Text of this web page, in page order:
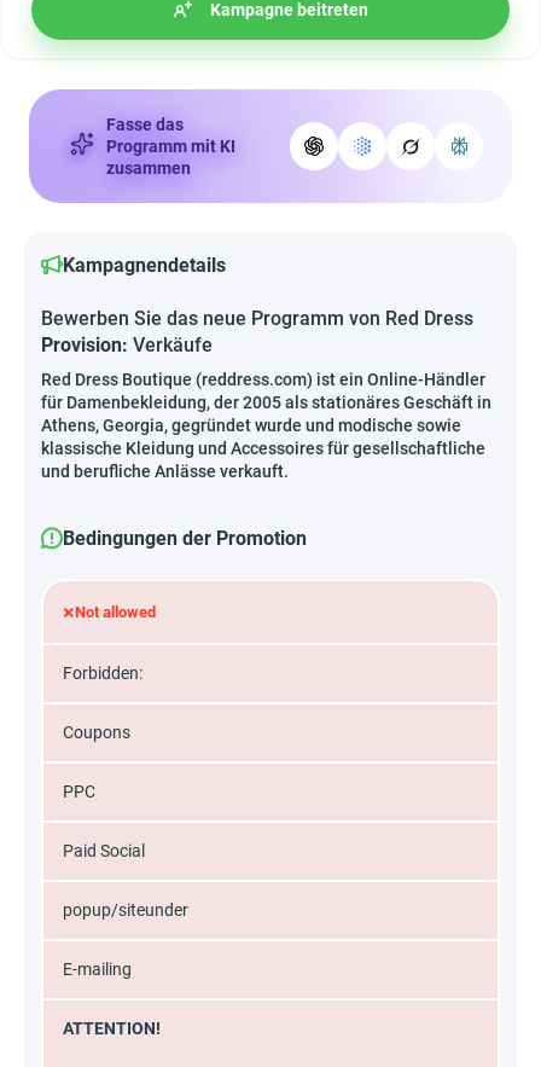
Kampagne beitreten
Fasse das
Programm mit KI
zusammen
Kampagnendetails
Bewerben Sie das neue Programm von Red Dress
Provision: Verkäufe
Red Dress Boutique (reddress.com) ist ein Online-Händler
für Damenbekleidung, der 2005 als stationäres Geschäft in
Athens, Georgia, gegründet wurde und modische sowie
klassische Kleidung und Accessoires für gesellschaftliche
und berufliche Anlässe verkauft.
Bedingungen der Promotion
×Not allowed
Forbidden:
Coupons
PPC
Paid Social
popup/siteunder
E-mailing
ATTENTION!